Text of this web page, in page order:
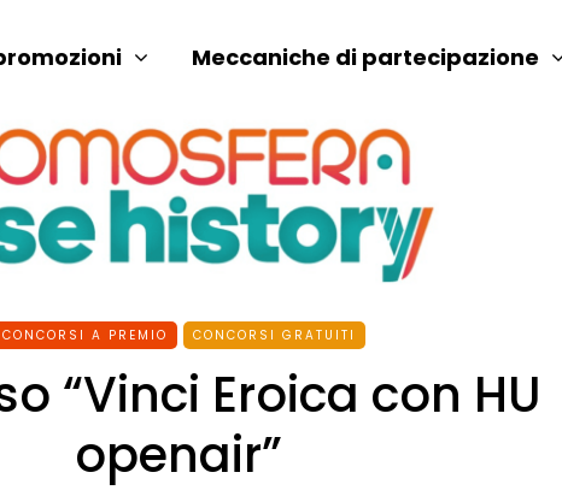
Meccaniche di partecipazione
CONCORSI A PREMIO CONCORSI GRATUITI
“Vinci Eroica con HU
openair”